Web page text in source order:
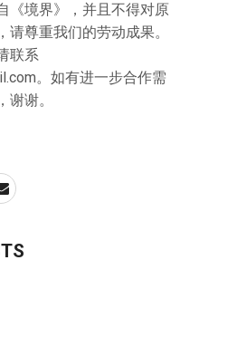
《境界》，并且不得对原
请尊重我们的劳动成果。
联系
。如有进一步合作需
谢。